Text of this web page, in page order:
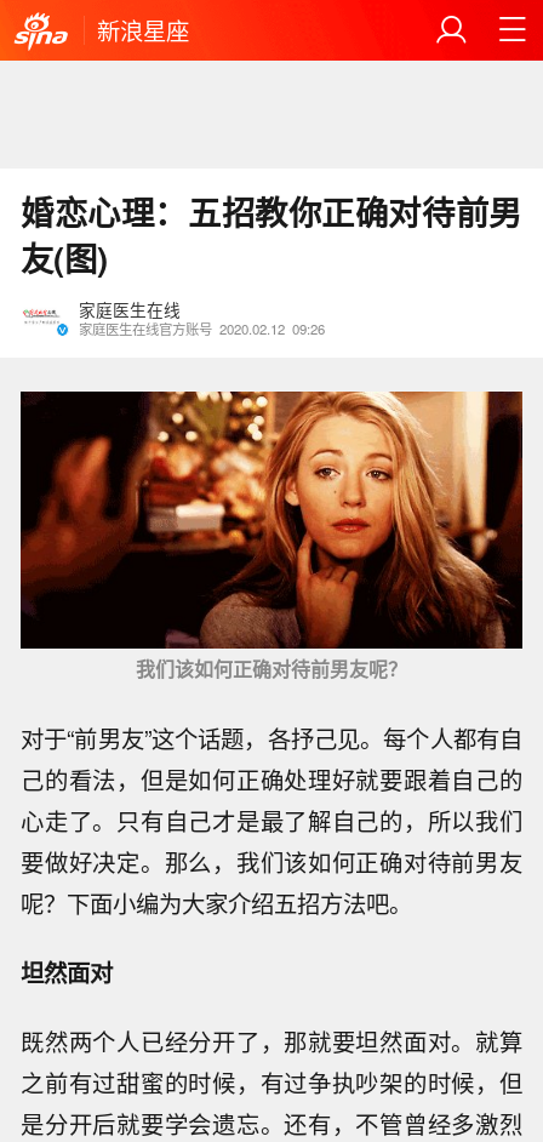
新浪星座
婚恋心理：五招教你正确对待前男
友(图)
家庭医生在线
家庭医生在线官方账号 2020.02.12 09:26
我们该如何正确对待前男友呢？
对于“前男友”这个话题，各抒己见。每个人都有自
己的看法，但是如何正确处理好就要跟着自己的
心走了。只有自己才是最了解自己的，所以我们
要做好决定。那么，我们该如何正确对待前男友
呢？下面小编为大家介绍五招方法吧。
坦然面对
既然两个人已经分开了，那就要坦然面对。就算
之前有过甜蜜的时候，有过争执吵架的时候，但
是分开后就要学会遗忘。还有，不管曾经多激烈